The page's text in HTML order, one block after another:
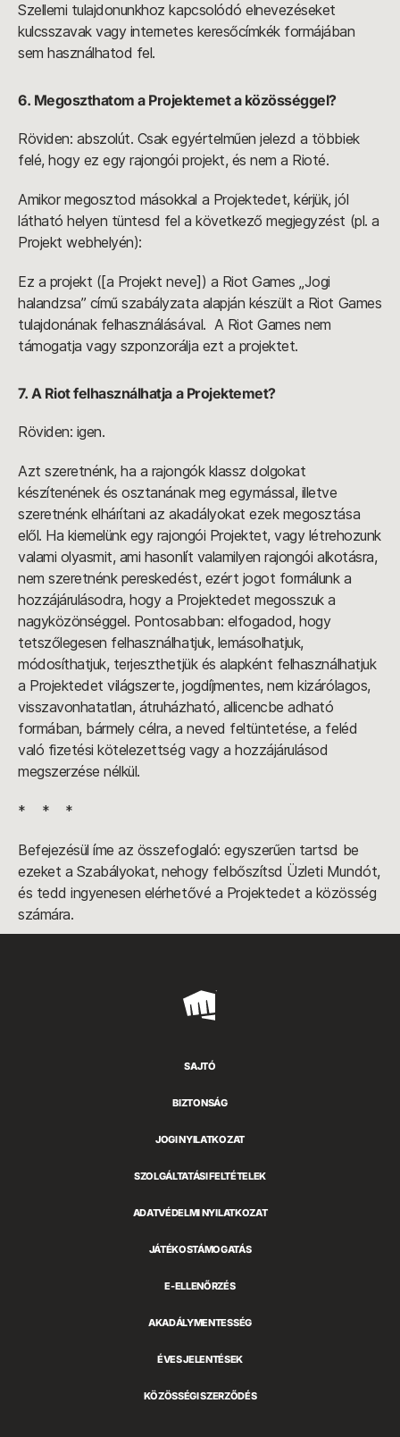
Szellemi tulajdonunkhoz kapcsolódó elnevezéseket
kulcsszavak vagy internetes keresőcímkék formájában
sem használhatod fel.
6. Megoszthatom a Projektemet a közösséggel?
Röviden: abszolút. Csak egyértelműen jelezd a többiek
felé, hogy ez egy rajongói projekt, és nem a Rioté.
Amikor megosztod másokkal a Projektedet, kérjük, jól
látható helyen tüntesd fel a következő megjegyzést (pl. a
Projekt webhelyén):
Ez a projekt ([a Projekt neve]) a Riot Games „Jogi
halandzsa” című szabályzata alapján készült a Riot Games
tulajdonának felhasználásával. A Riot Games nem
támogatja vagy szponzorálja ezt a projektet.
7. A Riot felhasználhatja a Projektemet?
Röviden: igen.
Azt szeretnénk, ha a rajongók klassz dolgokat
készítenének és osztanának meg egymással, illetve
szeretnénk elhárítani az akadályokat ezek megosztása
elől. Ha kiemelünk egy rajongói Projektet, vagy létrehozunk
valami olyasmit, ami hasonlít valamilyen rajongói alkotásra,
nem szeretnénk pereskedést, ezért jogot formálunk a
hozzájárulásodra, hogy a Projektedet megosszuk a
nagyközönséggel. Pontosabban: elfogadod, hogy
tetszőlegesen felhasználhatjuk, lemásolhatjuk,
módosíthatjuk, terjeszthetjük és alapként felhasználhatjuk
a Projektedet világszerte, jogdíjmentes, nem kizárólagos,
visszavonhatatlan, átruházható, allicencbe adható
formában, bármely célra, a neved feltüntetése, a feléd
való fizetési kötelezettség vagy a hozzájárulásod
megszerzése nélkül.
* * *
Befejezésül íme az összefoglaló: egyszerűen tartsd be
ezeket a Szabályokat, nehogy felbőszítsd Üzleti Mundót,
és tedd ingyenesen elérhetővé a Projektedet a közösség
számára.
Riot
SAJTÓ
BIZTONSÁG
JOGI NYILATKOZAT
SZOLGÁLTATÁSI FELTÉTELEK
ADATVÉDELMI NYILATKOZAT
JÁTÉKOSTÁMOGATÁS
E-ELLENŐRZÉS
AKADÁLYMENTESSÉG
ÉVES JELENTÉSEK
KÖZÖSSÉGI SZERZŐDÉS